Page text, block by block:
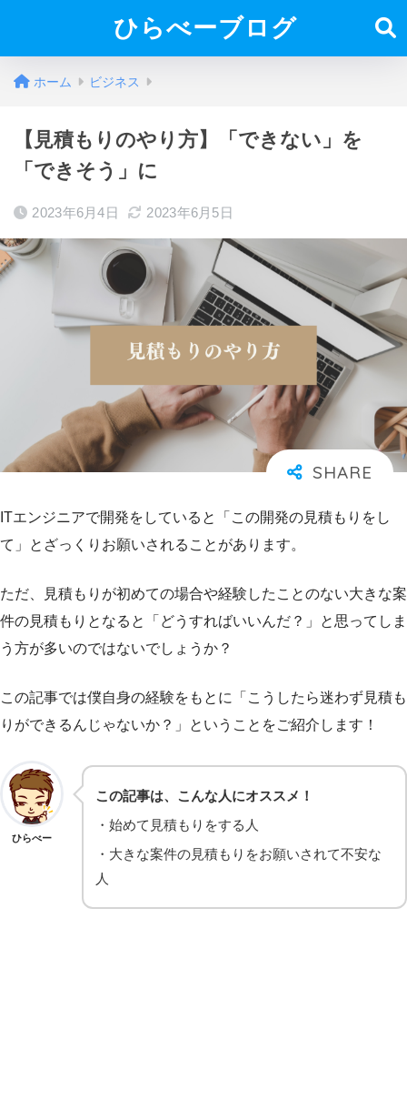
ひらべーブログ
ホーム ビジネス
【見積もりのやり方】「できない」を
「できそう」に
2023年6月4日 2023年6月5日
ITエンジニアで開発をしていると「この開発の見積もりをし
て」とざっくりお願いされることがあります。
ただ、見積もりが初めての場合や経験したことのない大きな案
件の見積もりとなると「どうすればいいんだ？」と思ってしま
う方が多いのではないでしょうか？
この記事では僕自身の経験をもとに「こうしたら迷わず見積も
りができるんじゃないか？」ということをご紹介します！
ひらべー
この記事は、こんな人にオススメ！
・始めて見積もりをする人
・大きな案件の見積もりをお願いされて不安な
人